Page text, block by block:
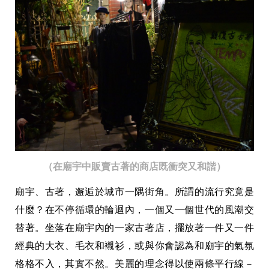
（在廟宇中販賣古著的商店既衝突又和諧）
廟宇、古著，邂逅於城市一隅街角。所謂的流行究竟是
什麼？在不停循環的輪迴內，一個又一個世代的風潮交
替著。坐落在廟宇內的一家古著店，擺放著一件又一件
經典的大衣、毛衣和襯衫，或與你會認為和廟宇的氣氛
格格不入，其實不然。美麗的理念得以使兩條平行線－